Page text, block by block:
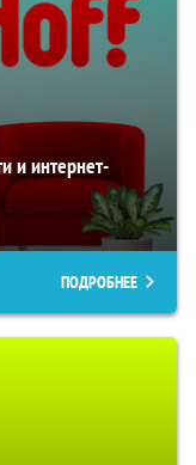
и интернет-
ПОДРОБНЕЕ